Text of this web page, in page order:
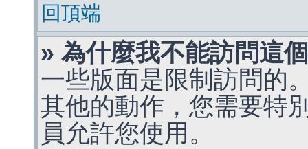
回頂端
» 為什麼我不能訪問這
一些版面是限制訪問的
其他的動作，您需要特
員允許您使用。